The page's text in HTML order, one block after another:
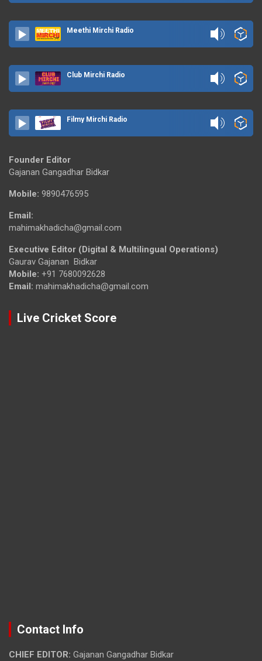
Meethi Mirchi Radio
Club Mirchi Radio
Filmy Mirchi Radio
Founder Editor
Gajanan Gangadhar Bidkar
Mobile: 9890476595
Email:
mahimakhadicha@gmail.com
Executive Editor (Digital & Multilingual Operations)
Gaurav Gajanan Bidkar
Mobile: +91 7680092628
Email: mahimakhadicha@gmail.com
Live Cricket Score
Contact Info
CHIEF EDITOR: Gajanan Gangadhar Bidkar